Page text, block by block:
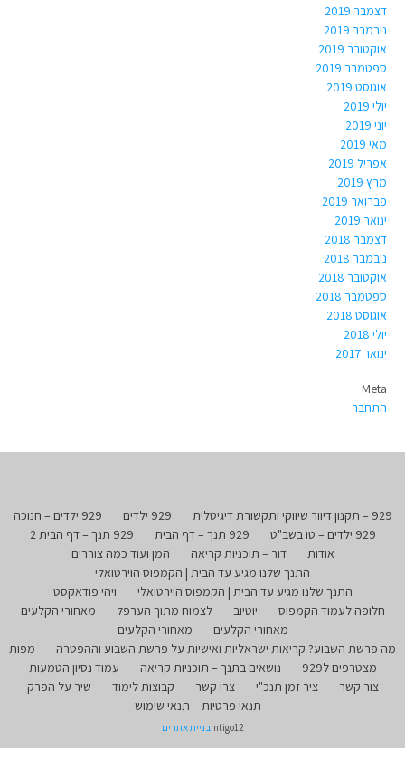
דצמבר 2019
נובמבר 2019
אוקטובר 2019
ספטמבר 2019
אוגוסט 2019
יולי 2019
יוני 2019
מאי 2019
אפריל 2019
מרץ 2019
פברואר 2019
ינואר 2019
דצמבר 2018
נובמבר 2018
אוקטובר 2018
ספטמבר 2018
אוגוסט 2018
יולי 2018
ינואר 2017
Meta
התחבר
929 – תקנון דיוור שיווקי ותקשורת דיגיטלית 929 ילדים
929 ילדים – חנוכה
929 ילדים – טו בשב"ט
929 תנך – דף הבית
929 תנך – דף הבית 2
אודות
דור – תוכניות קריאה
המן ועוד כמה צוררים
התנך שלנו מגיע עד הבית | הקמפוס הוירטואלי
התנך שלנו מגיע עד הבית | הקמפוס הוירטואלי
ויהי פודאקסט
חלופה לעמוד הקמפוס
יוטיוב לצמוח מתוך הערפל
מאחורי הקלעים
מאחורי הקלעים
מאחורי הקלעים
מה פרשת השבוע? קריאות ישראליות ואישיות על פרשת השבוע וההפטרה
מפות
מצטרפים ל929
נושאים בתנך – תוכניות קריאה
עמוד נסיון הטמעות
צור קשר
ציר זמן תנכ"י צרו קשר קבוצות לימוד
שיר על הפרק
תנאי פרטיות
תנאי שימוש
Intigo12בניית אתרים